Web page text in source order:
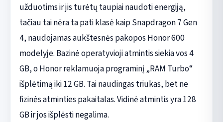
užduotims ir jis turėtų taupiai naudoti energiją,
tačiau tai nėra ta pati klasė kaip Snapdragon 7 Gen
4, naudojamas aukštesnės pakopos Honor 600
modelyje. Bazinė operatyvioji atmintis siekia vos 4
GB, o Honor reklamuoja programinį „RAM Turbo“
išplėtimą iki 12 GB. Tai naudingas triukas, bet ne
fizinės atminties pakaitalas. Vidinė atmintis yra 128
GB ir jos išplėsti negalima.